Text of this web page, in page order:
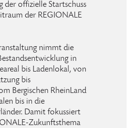
der offizielle Startschuss
der REGIONALE
nimmt die
in
bis Ladenlokal, von
bis
Bergischen RheinLand
bis in die
Damit fokussiert
Zukunftsthema